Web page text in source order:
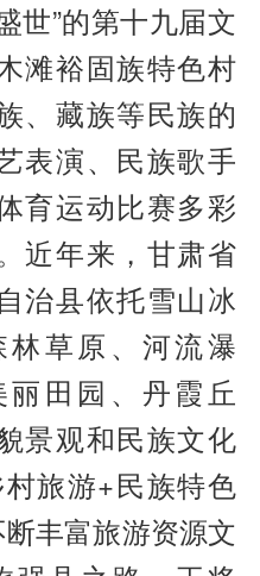
世”的第十九届文
滩裕固族特色村
、藏族等民族的
表演、民族歌手
育运动比赛多彩
近年来，甘肃省
治县依托雪山冰
草原、河流瀑
田园、丹霞丘
景观和民族文化
旅游+民族特色
丰富旅游资源文